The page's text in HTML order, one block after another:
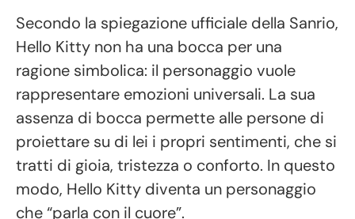
Secondo la spiegazione ufficiale della Sanrio,
Hello Kitty non ha una bocca per una
ragione simbolica: il personaggio vuole
rappresentare emozioni universali. La sua
assenza di bocca permette alle persone di
proiettare su di lei i propri sentimenti, che si
tratti di gioia, tristezza o conforto. In questo
modo, Hello Kitty diventa un personaggio
che “parla con il cuore”.